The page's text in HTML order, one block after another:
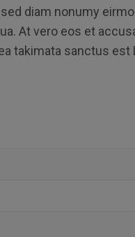
diam nonumy
At vero eos et
takimata sanctus